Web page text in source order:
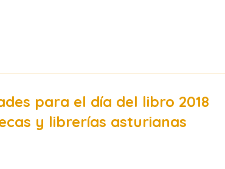
para el día del libro 2018
y librerías asturianas